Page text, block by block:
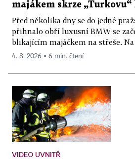
majákem skrze
Před několika dny se do jedné
přihnalo obří luxusní BMW se
blikajícím majáčkem na střeše. Na
4. 8. 2026 ▪ 6 min. čtení
VIDEO UVNITŘ